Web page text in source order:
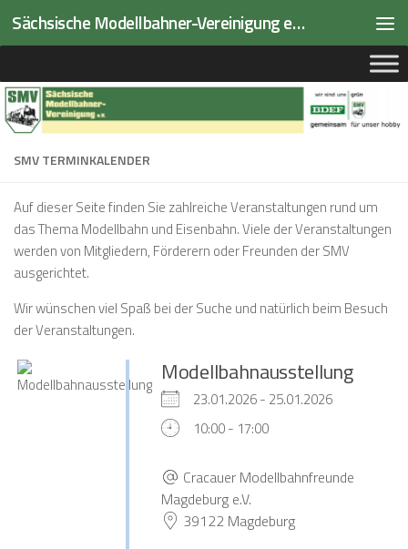
Zum Inhalt springen Sächsische Modellbahner-Vereinigung e.V.
SMV TERMINKALENDER
Auf dieser Seite finden Sie zahlreiche Veranstaltungen rund um
das Thema Modellbahn und Eisenbahn. Viele der Veranstaltungen
werden von Mitgliedern, Förderern oder Freunden der SMV
ausgerichtet.
Wir wünschen viel Spaß bei der Suche und natürlich beim Besuch
der Veranstaltungen.
Modellbahnausstellung
23.01.2026 - 25.01.2026
10:00 - 17:00
Cracauer Modellbahnfreunde
Magdeburg e.V.
39122 Magdeburg